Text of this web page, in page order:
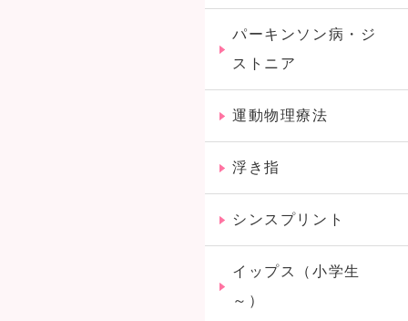
パーキンソン病・ジ
ストニア
運動物理療法
浮き指
シンスプリント
イップス（小学生
～）